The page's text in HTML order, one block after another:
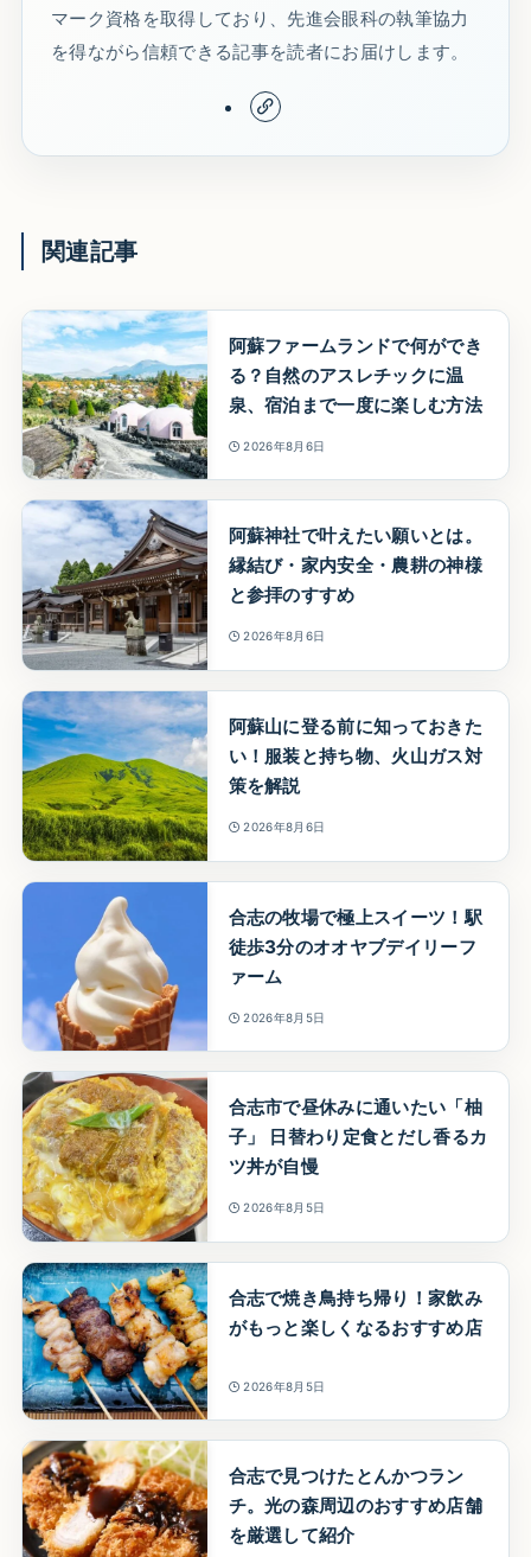
マーク資格を取得しており、先進会眼科の執筆協力
を得ながら信頼できる記事を読者にお届けします。
関連記事
阿蘇ファームランドで何ができ
る？自然のアスレチックに温
泉、宿泊まで一度に楽しむ方法
2026年8月6日
阿蘇神社で叶えたい願いとは。
縁結び・家内安全・農耕の神様
と参拝のすすめ
2026年8月6日
阿蘇山に登る前に知っておきた
い！服装と持ち物、火山ガス対
策を解説
2026年8月6日
合志の牧場で極上スイーツ！駅
徒歩3分のオオヤブデイリーフ
ァーム
2026年8月5日
合志市で昼休みに通いたい「柚
子」 日替わり定食とだし香るカ
ツ丼が自慢
2026年8月5日
合志で焼き鳥持ち帰り！家飲み
がもっと楽しくなるおすすめ店
2026年8月5日
合志で見つけたとんかつラン
チ。光の森周辺のおすすめ店舗
を厳選して紹介